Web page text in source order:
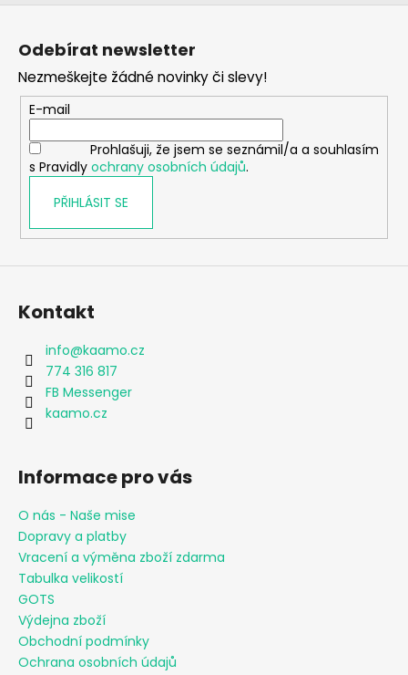
Z
Odebírat newsletter
Nezmeškejte žádné novinky či slevy!
E-mail
Prohlašuji, že jsem se seznámil/a a souhlasím
s Pravidly ochrany osobních údajů.
PŘIHLÁSIT SE
Kontakt
info@kaamo.cz
774 316 817
FB Messenger
kaamo.cz
Informace pro vás
O nás - Naše mise
Dopravy a platby
Vracení a výměna zboží zdarma
Tabulka velikostí
GOTS
Výdejna zboží
Obchodní podmínky
Ochrana osobních údajů